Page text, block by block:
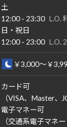
土
12:00 - 23:30 L.O.
日・祝日
12:00 - 23:00 L.O.
￥3,000～￥
カード可
（VISA、Master、
電子マネー可
（交通系電子マネ